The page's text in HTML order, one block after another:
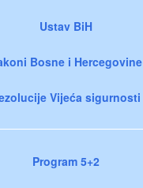
Ustav BiH
Bosne i Hercegovine
Vijeća sigurnosti
Program 5+2